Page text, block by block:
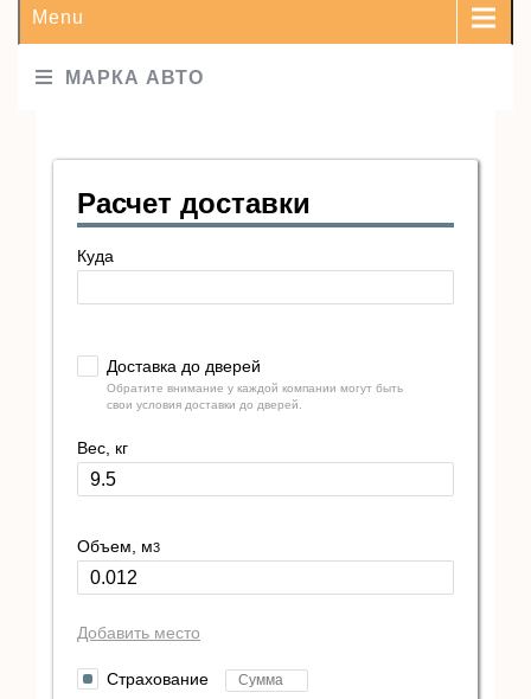
Menu
МАРКА АВТО
Расчет доставки
Куда
Доставка до дверей
Обратите внимание у каждой компании могут быть
свои условия доставки до дверей.
Вес, кг
Объем, м3
Добавить место
Страхование